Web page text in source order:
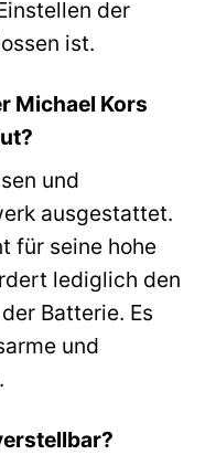
der
ist.
Michael Kors
und
ausgestattet.
für seine hohe
lediglich den
Batterie. Es
und